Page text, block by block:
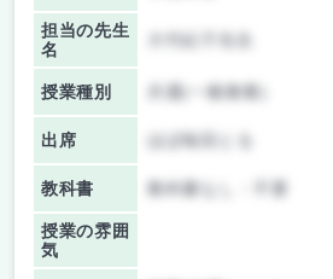
担当の先生
名
授業種別 共通(一般教養)
出席 ほぼ毎回とる
教科書 教科書なし・不要
授業の雰囲
気